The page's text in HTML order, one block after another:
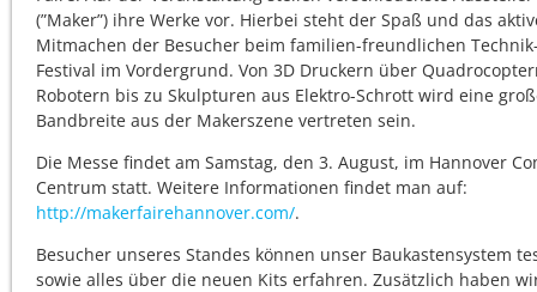
(”Maker”) ihre Werke vor. Hierbei steht der Spaß und das
Mitmachen der Besucher beim familien-freundlichen
Festival im Vordergrund. Von 3D Druckern über
Robotern bis zu Skulpturen aus Elektro-Schrott wird eine
Bandbreite aus der Makerszene vertreten sein.
Die Messe findet am Samstag, den 3. August, im Hannover
Centrum statt. Weitere Informationen findet man auf:
http://makerfairehannover.com/.
Besucher unseres Standes können unser Baukastensystem
sowie alles über die neuen Kits erfahren. Zusätzlich haben